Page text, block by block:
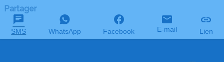
Partager
SMS WhatsApp Facebook E-mail Lien